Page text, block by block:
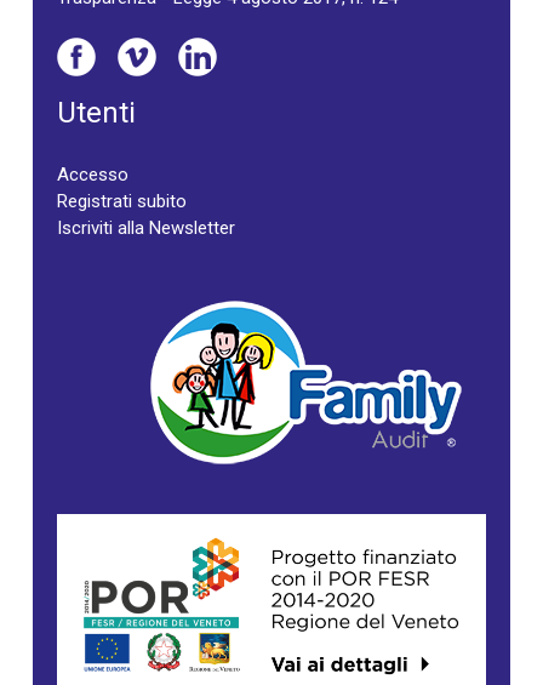
Utenti
Accesso
Registrati subito
Iscriviti alla Newsletter